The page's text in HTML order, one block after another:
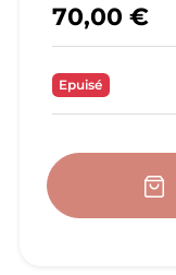
70,00 €
Epuisé